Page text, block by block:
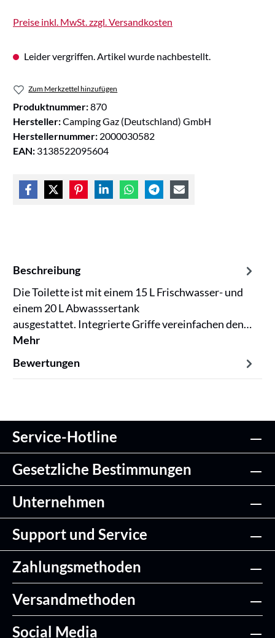
Preise inkl. MwSt. zzgl. Versandkosten
Leider vergriffen. Artikel wurde nachbestellt.
Zum Merkzettel hinzufügen
Produktnummer:870
Hersteller:Camping Gaz (Deutschland) GmbH
Herstellernummer: 2000030582
EAN: 3138522095604
Beschreibung
Die Toilette ist mit einem 15 L Frischwasser- und
einem 20 L Abwasssertank
ausgestattet. Integrierte Griffe vereinfachen den…
Mehr
Bewertungen
Service-Hotline
Gesetzliche Bestimmungen
Unternehmen
Support und Service
Zahlungsmethoden
Versandmethoden
Social Media